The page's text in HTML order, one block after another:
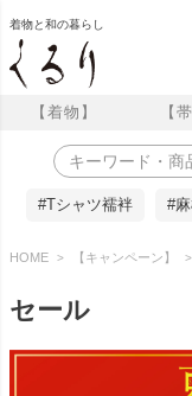
着物と和の暮らし
【着物】 【
#Tシャツ襦袢 #
HOME 【キャンペーン】
セール